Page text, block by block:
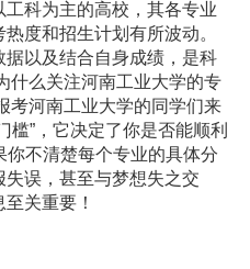
科为主的高校，其各专业
度和招生计划有所波动。
以及结合自身成绩，是科
什么关注河南工业大学的专
考河南工业大学的同学们来
槛”，它决定了你是否能顺利
不清楚每个专业的具体分
误，甚至与梦想失之交
关重要！